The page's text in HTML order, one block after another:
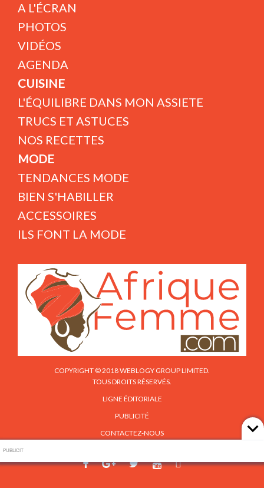
A L'ÉCRAN
PHOTOS
VIDÉOS
AGENDA
CUISINE
L'ÉQUILIBRE DANS MON ASSIETE
TRUCS ET ASTUCES
NOS RECETTES
MODE
TENDANCES MODE
BIEN S'HABILLER
ACCESSOIRES
ILS FONT LA MODE
COPYRIGHT © 2018 WEBLOGY GROUP LIMITED.
TOUS DROITS RÉSERVÉS.
LIGNE ÉDITORIALE
PUBLICITÉ
CONTACTEZ-NOUS
PUBLICIT